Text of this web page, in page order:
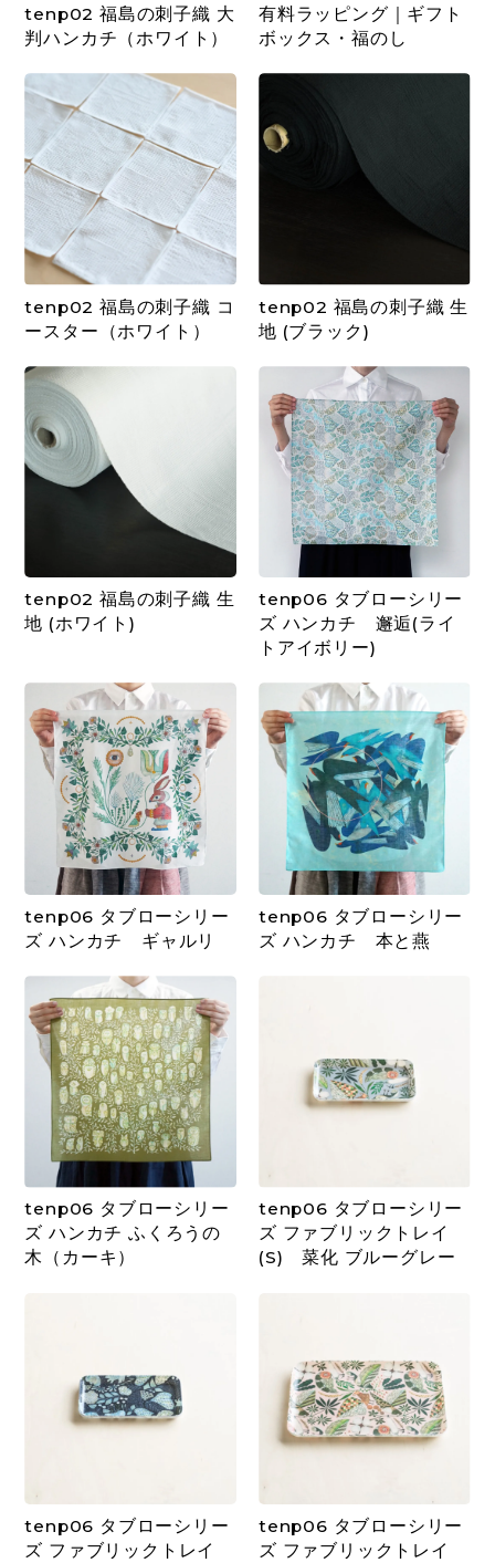
tenp02 福島の刺子織 大
判ハンカチ（ホワイト）
有料ラッピング｜ギフト
ボックス・福のし
tenp02 福島の刺子織 コ
ースター（ホワイト）
tenp02 福島の刺子織 生
地 (ブラック)
tenp02 福島の刺子織 生
地 (ホワイト)
tenp06 タブローシリー
ズ ハンカチ 邂逅(ライ
トアイボリー)
tenp06 タブローシリー
ズ ハンカチ ギャルリ
tenp06 タブローシリー
ズ ハンカチ 本と燕
tenp06 タブローシリー
ズ ハンカチ ふくろうの
木（カーキ）
tenp06 タブローシリー
ズ ファブリックトレイ
(S) 菜化 ブルーグレー
tenp06 タブローシリー
ズ ファブリックトレイ
tenp06 タブローシリー
ズ ファブリックトレイ